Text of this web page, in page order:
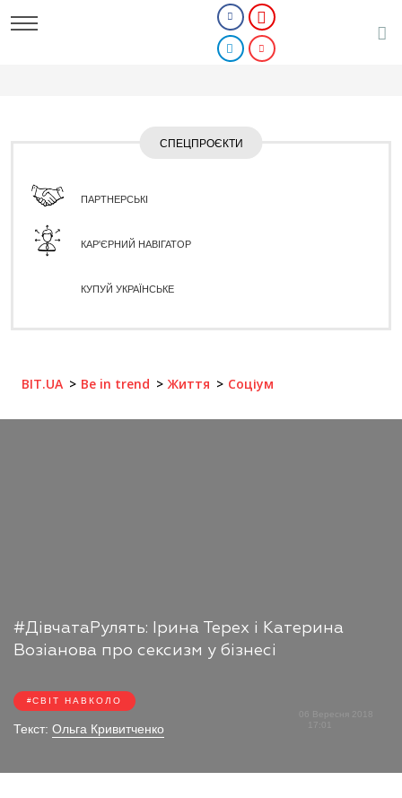
СПЕЦПРОЄКТИ
ПАРТНЕРСЬКІ
КАР'ЄРНИЙ НАВІГАТОР
КУПУЙ УКРАЇНСЬКЕ
BIT.UA Be in trend Життя Соціум
#ДівчатаРулять: Ірина Терех і Катерина
Возіанова про сексизм у бізнесі
СВІТ НАВКОЛО
Текст: Ольга Кривитченко
06 Вересня 2018
17:01